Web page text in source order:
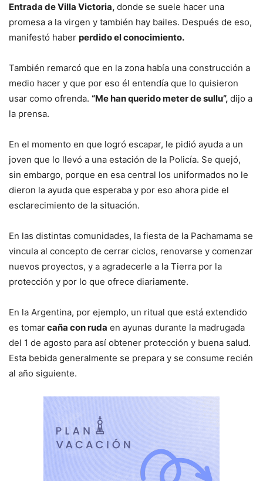
Entrada de Villa Victoria, donde se suele hacer una
promesa a la virgen y también hay bailes. Después de eso,
manifestó haber perdido el conocimiento.
También remarcó que en la zona había una construcción a
medio hacer y que por eso él entendía que lo quisieron
usar como ofrenda. “Me han querido meter de sullu”, dijo a
la prensa.
En el momento en que logró escapar, le pidió ayuda a un
joven que lo llevó a una estación de la Policía. Se quejó,
sin embargo, porque en esa central los uniformados no le
dieron la ayuda que esperaba y por eso ahora pide el
esclarecimiento de la situación.
En las distintas comunidades, la fiesta de la Pachamama se
vincula al concepto de cerrar ciclos, renovarse y comenzar
nuevos proyectos, y a agradecerle a la Tierra por la
protección y por lo que ofrece diariamente.
En la Argentina, por ejemplo, un ritual que está extendido
es tomarcaña con ruda en ayunas durante la madrugada
del 1 de agosto para así obtener protección y buena salud.
Esta bebida generalmente se prepara y se consume recién
al año siguiente.